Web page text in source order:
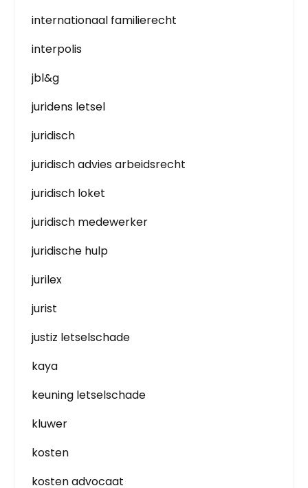
internationaal familierecht
interpolis
jbl&g
juridens letsel
juridisch
juridisch advies arbeidsrecht
juridisch loket
juridisch medewerker
juridische hulp
jurilex
jurist
justiz letselschade
kaya
keuning letselschade
kluwer
kosten
kosten advocaat